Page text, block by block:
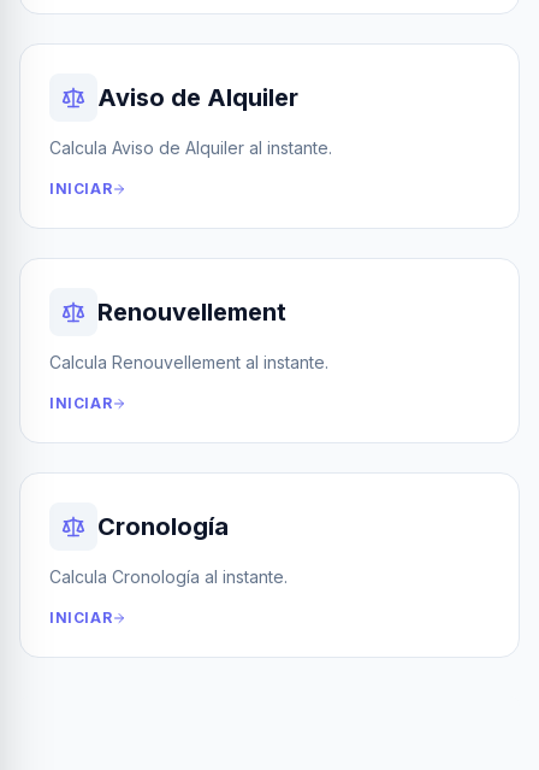
Aviso de Alquiler
Calcula Aviso de Alquiler al instante.
INICIAR
Renouvellement
Calcula Renouvellement al instante.
INICIAR
Cronología
Calcula Cronología al instante.
INICIAR